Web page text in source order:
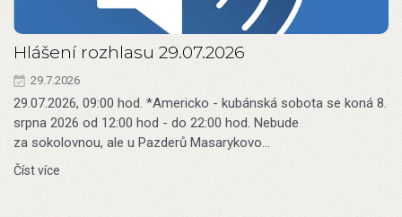
Hlášení rozhlasu 29.07.2026
29.7.2026
29.07.2026, 09:00 hod. *Americko - kubánská sobota se koná 8.
srpna 2026 od 12:00 hod - do 22:00 hod. Nebude
za sokolovnou, ale u Pazderů Masarykovo…
Číst více